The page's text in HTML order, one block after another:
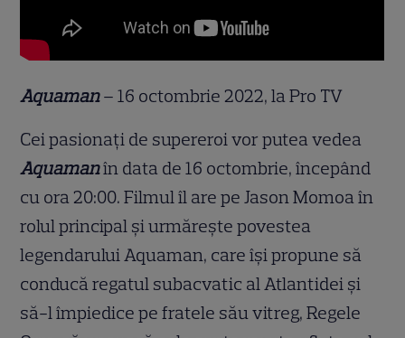
Aquaman– 16 octombrie 2022, la Pro TV
Cei pasionați de supereroi vor putea vedea
Aquamanîn data de 16 octombrie, începând
cu ora 20:00. Filmul îl are pe Jason Momoa în
rolul principal și urmărește povestea
legendarului Aquaman, care își propune să
conducă regatul subacvatic al Atlantidei și
să-l împiedice pe fratele său vitreg, Regele